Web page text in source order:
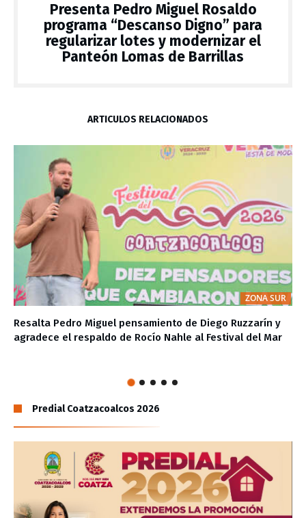
Presenta Pedro Miguel Rosaldo
programa “Descanso Digno” para
regularizar lotes y modernizar el
Panteón Lomas de Barrillas
ARTÍCULOS RELACIONADOS
ZONA SUR
Resalta Pedro Miguel pensamiento de Diego Ruzzarín y
agradece el respaldo de Rocío Nahle al Festival del Mar
Predial Coatzacoalcos 2026